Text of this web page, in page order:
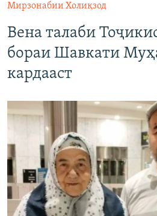
Мирзонабии Холиқзод
Вена талаби
бораи Шавкати
кардааст